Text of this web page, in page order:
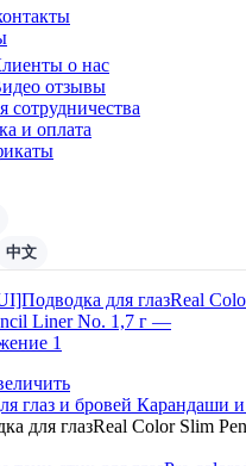
о нас
отзывы
сотрудничества
и оплата
中文
глаз и бровей Карандаши
для глазReal Color Slim